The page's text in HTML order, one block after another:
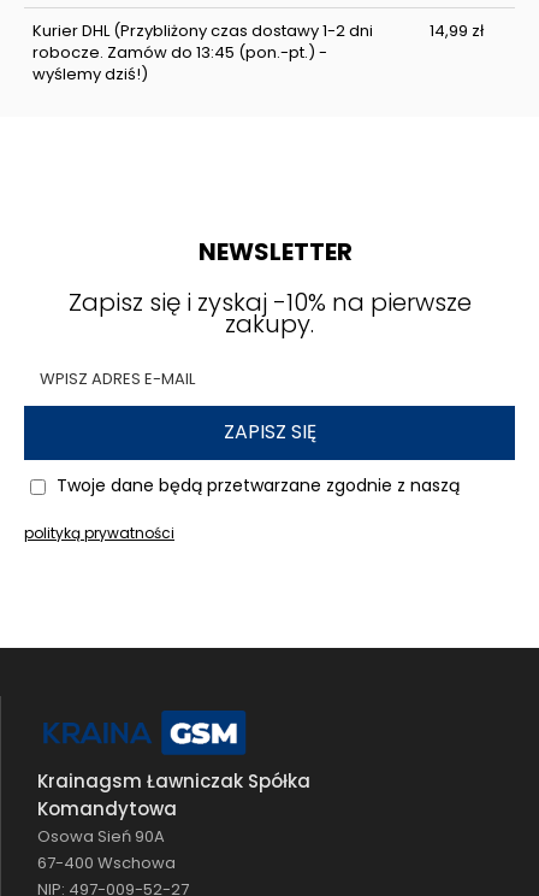
Kurier DHL(Przybliżony czas dostawy 1-2 dni
robocze. Zamów do 13:45 (pon.-pt.) -
wyślemy dziś!)
14,99 zł
NEWSLETTER
Zapisz się i zyskaj -10% na pierwsze
zakupy.
ZAPISZ SIĘ
Twoje dane będą przetwarzane zgodnie z naszą
polityką prywatności
Krainagsm Ławniczak Spółka
Komandytowa
Osowa Sień 90A
67-400 Wschowa
NIP: 497-009-52-27